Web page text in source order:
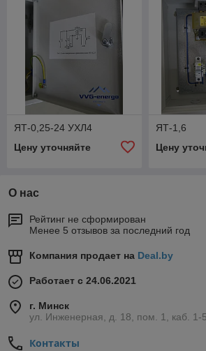
ЯТ-0,25-24 УХЛ4
Цену уточняйте
ЯТ-1,6
Цену
О нас
Рейтинг не сформирован
Менее 5 отзывов за последний год
Компания продает на Deal.by
Работает с 24.06.2021
г. Минск
ул. Инженерная, д. 18, пом. 1, каб. 1-
Контакты